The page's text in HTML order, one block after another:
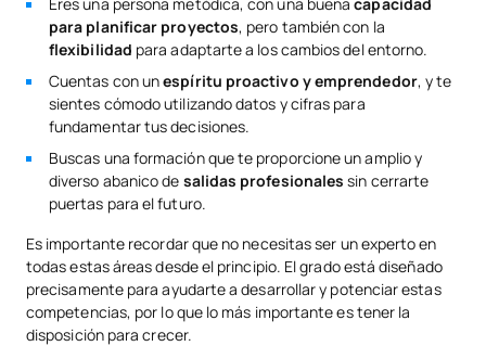
para planificar proyectos, pero también con la
flexibilidad para adaptarte a los cambios del entorno.
Cuentas con unespíritu proactivo y emprendedor, y te
sientes cómodo utilizando datos y cifras para
fundamentar tus decisiones.
Buscas una formación que te proporcione un amplio y
diverso abanico de salidas profesionales sin cerrarte
puertas para el futuro.
Es importante recordar que no necesitas ser un experto en
todas estas áreas desde el principio. El grado está diseñado
precisamente para ayudarte a desarrollar y potenciar estas
competencias, por lo que lo más importante es tener la
disposición para crecer.